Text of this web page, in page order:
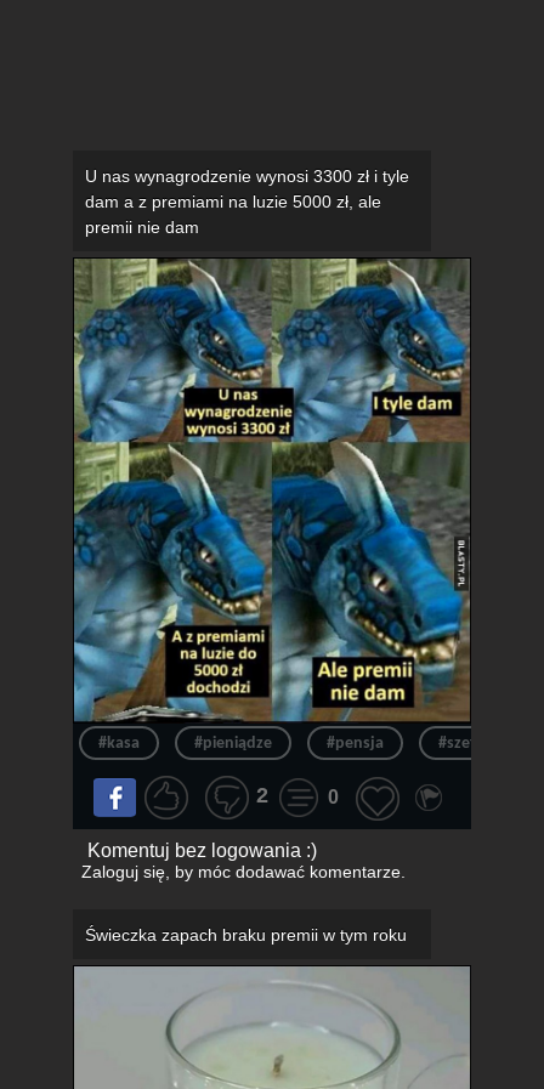
U nas wynagrodzenie wynosi 3300 zł i tyle
dam a z premiami na luzie 5000 zł, ale
premii nie dam
#kasa #pieniądze #pensja #szef
2 0
Komentuj bez logowania :)
Zaloguj się, by móc dodawać komentarze.
Świeczka zapach braku premii w tym roku